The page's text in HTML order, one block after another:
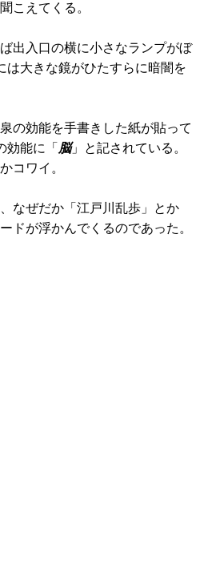
こえてくる。
出入口の横に小さなランプがぼ
は大きな鏡がひたすらに暗闇を
の効能を手書きした紙が貼って
効能に「 脳」と記されている。
コワイ。
なぜだか「江戸川乱歩」とか
ドが浮かんでくるのであった。